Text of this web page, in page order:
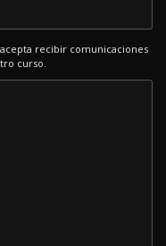
recibir comunicaciones
curso.